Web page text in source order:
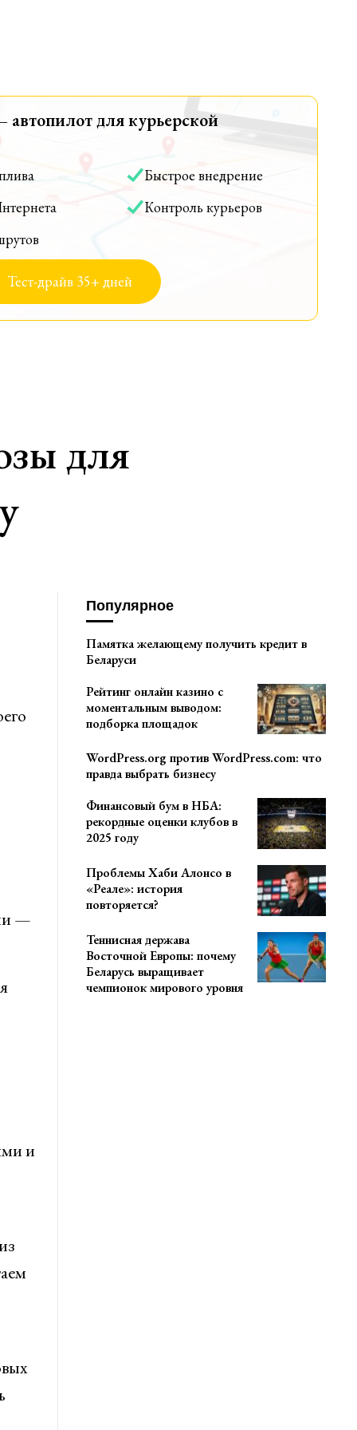
для курьерской
Быстрое внедрение
Контроль курьеров
Тест-драйв 35+ дней
для
—
и
Популярное
Памятка желающему получить кредит в
Беларуси
Рейтинг онлайн казино с
моментальным выводом:
подборка площадок
WordPress.org против WordPress.com: что
правда выбрать бизнесу
Финансовый бум в НБА:
рекордные оценки клубов в
2025 году
Проблемы Хаби Алонсо в
«Реале»: история
повторяется?
Теннисная держава
Восточной Европы: почему
Беларусь выращивает
чемпионок мирового уровня